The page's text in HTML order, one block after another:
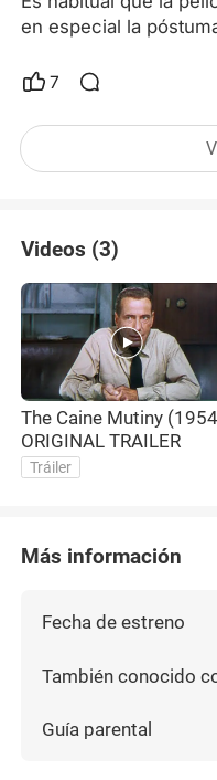
en especial la
Friedkin antes de
Martial, la
por Herman Wouk en
llamada The Caine
7
Videos (3)
The Caine Mutiny
ORIGINAL TRAILER
Tráiler
Más información
Fecha de estreno
También conocido
Guía parental